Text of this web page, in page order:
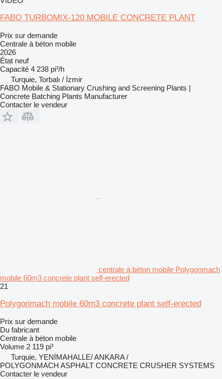
FABO TURBOMIX-120 MOBILE CONCRETE PLANT
Prix sur demande
Centrale à béton mobile
2026
État neuf
Capacité 4 238 pi³/h
Turquie, Torbalı / İzmir
FABO Mobile & Stationary Crushing and Screening Plants |
Concrete Batching Plants Manufacturer
Contacter le vendeur
centrale à béton mobile Polygonmach
mobile 60m3 concrete plant self-erected
21
Polygonmach mobile 60m3 concrete plant self-erected
Prix sur demande
Du fabricant
Centrale à béton mobile
Volume 2 119 pi³
Turquie, YENİMAHALLE/ ANKARA /
POLYGONMACH ASPHALT CONCRETE CRUSHER SYSTEMS
Contacter le vendeur